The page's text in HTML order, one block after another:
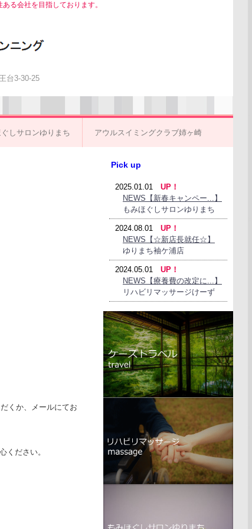
る会社を目指しております。
台3-30-25
ぐしサロンゆりまち アウルスイミングクラブ姉ヶ崎
くか、メールにてお
ください。
Pick up
2025.01.01 UP！
NEWS【新春キャンペー...】
もみほぐしサロンゆりまち
2024.08.01 UP！
NEWS【☆新店長就任☆】
ゆりまち袖ケ浦店
2024.05.01 UP！
NEWS【療養費の改定に...】
リハビリマッサージけーず